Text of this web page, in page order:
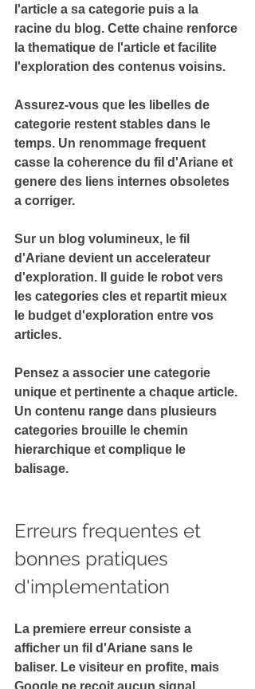
l'article a sa categorie puis a la
racine du blog. Cette chaine renforce
la thematique de l'article et facilite
l'exploration des contenus voisins.
Assurez-vous que les libelles de
categorie restent stables dans le
temps. Un renommage frequent
casse la coherence du fil d'Ariane et
genere des liens internes obsoletes
a corriger.
Sur un blog volumineux, le fil
d'Ariane devient un accelerateur
d'exploration. Il guide le robot vers
les categories cles et repartit mieux
le budget d'exploration entre vos
articles.
Pensez a associer une categorie
unique et pertinente a chaque article.
Un contenu range dans plusieurs
categories brouille le chemin
hierarchique et complique le
balisage.
Erreurs frequentes et
bonnes pratiques
d'implementation
La premiere erreur consiste a
afficher un fil d'Ariane sans le
baliser. Le visiteur en profite, mais